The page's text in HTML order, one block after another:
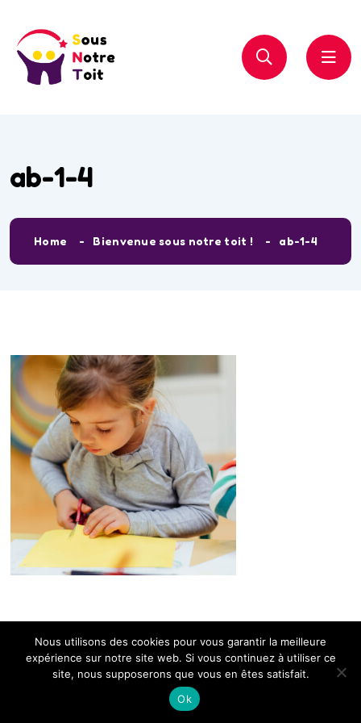
ab-1-4
Home Bienvenue sous notre toit ! ab-1-4
Nous utilisons des cookies pour vous garantir la meilleure
expérience sur notre site web. Si vous continuez à utiliser ce
site, nous supposerons que vous en êtes satisfait.
Ok